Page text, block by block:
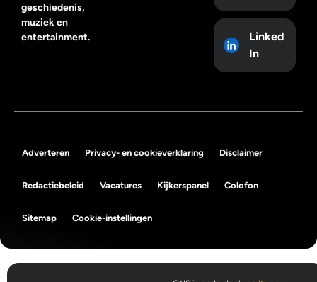
geschiedenis,
muziek en
entertainment.
Linked
In
Adverteren Privacy- en cookieverklaring Disclaimer
Redactiebeleid Vacatures Kijkerspanel Colofon
Sitemap Cookie-instellingen